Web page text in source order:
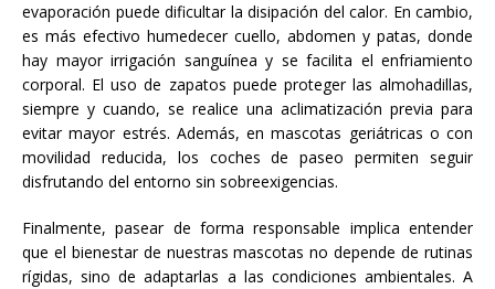
evaporación puede dificultar la disipación del calor. En cambio,
es más efectivo humedecer cuello, abdomen y patas, donde
hay mayor irrigación sanguínea y se facilita el enfriamiento
corporal. El uso de zapatos puede proteger las almohadillas,
siempre y cuando, se realice una aclimatización previa para
evitar mayor estrés. Además, en mascotas geriátricas o con
movilidad reducida, los coches de paseo permiten seguir
disfrutando del entorno sin sobreexigencias.
Finalmente, pasear de forma responsable implica entender
que el bienestar de nuestras mascotas no depende de rutinas
rígidas, sino de adaptarlas a las condiciones ambientales. A